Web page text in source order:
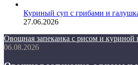
Куриный суп с грибами и
27.06.2026
Овощная запеканка с рисом и куриной
06.08.2026